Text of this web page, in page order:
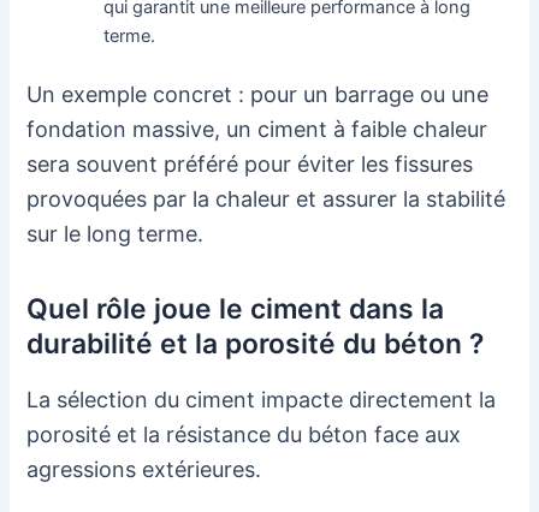
qui garantit une meilleure performance à long
terme.
Un exemple concret : pour un barrage ou une
fondation massive, un ciment à faible chaleur
sera souvent préféré pour éviter les fissures
provoquées par la chaleur et assurer la stabilité
sur le long terme.
Quel rôle joue le ciment dans la
durabilité et la porosité du béton ?
La sélection du ciment impacte directement la
porosité et la résistance du béton face aux
agressions extérieures.